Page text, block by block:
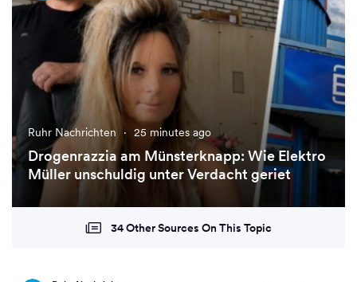
Ruhr Nachrichten · 25 minutes ago
Drogenrazzia am Münsterknapp: Wie Elektro
Müller unschuldig unter Verdacht geriet
34 Other Sources On This Topic